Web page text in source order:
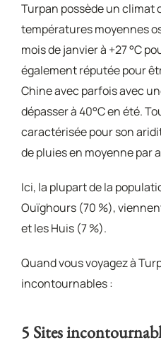
Turpan possède un climat
températures moyennes
mois de janvier à +27 °C
également réputée pour
Chine avec parfois avec
dépasser à 40°C en été.
caractérisée pour son
de pluies en moyenne par
Ici, la plupart de la
Ouïghours (70 %),
et les Huis (7 %).
Quand vous voyagez à
incontournables :
5 Sites